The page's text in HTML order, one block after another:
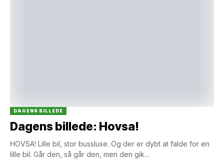
DAGENS BILLEDE
Dagens billede: Hovsa!
HOVSA! Lille bil, stor bussluse. Og der er dybt at falde for en
lille bil. Går den, så går den, men den gik...